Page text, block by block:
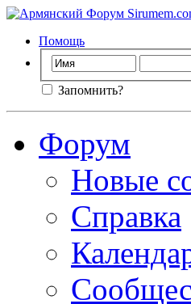
Помощь
Запомнить?
Форум
Новые
Справка